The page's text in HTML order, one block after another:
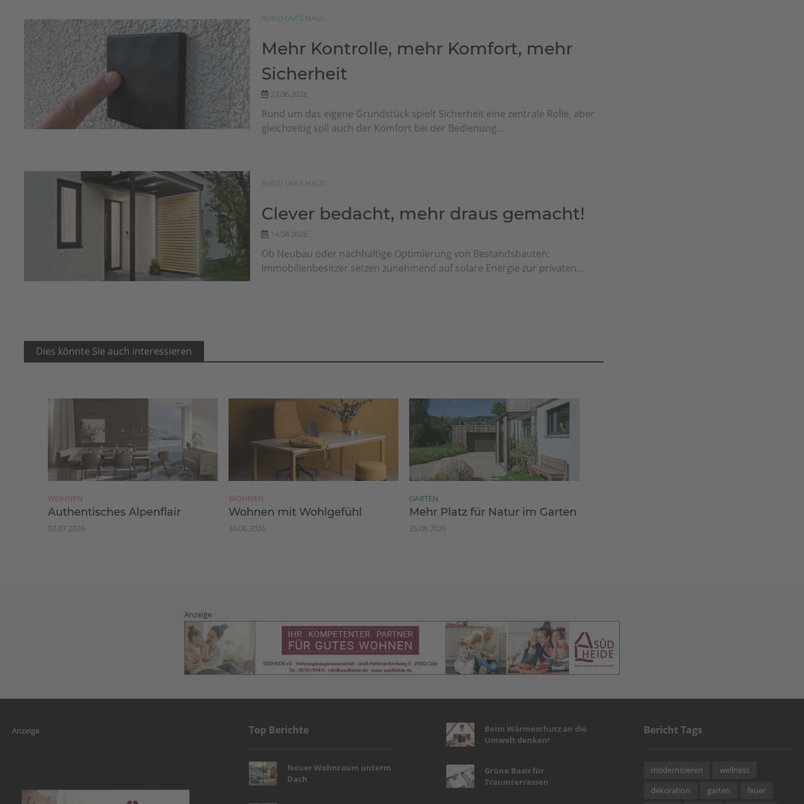
RUND UM'S HAUS
Mehr Kontrolle, mehr Komfort, mehr
Sicherheit
23.06.2026
Rund um das eigene Grundstück spielt Sicherheit eine zentrale Rolle, aber
gleichzeitig soll auch der Komfort bei der Bedienung...
RUND UM'S HAUS
Clever bedacht, mehr draus gemacht!
14.04.2026
Ob Neubau oder nachhaltige Optimierung von Bestandsbauten:
Immobilienbesitzer setzen zunehmend auf solare Energie zur privaten...
Dies könnte Sie auch interessieren
WOHNEN
Authentisches Alpenflair
02.07.2026
WOHNEN
Wohnen mit Wohlgefühl
30.06.2026
GARTEN
Mehr Platz für Natur im Garten
25.06.2026
Anzeige
Anzeige Top Berichte
Neuer Wohnraum unterm
Dach
Beim Wärmeschutz an die
Umwelt denken!
Grüne Basis für
Traumterrassen
Bericht Tags
modernisieren
wellness
dekoration
garten feuer